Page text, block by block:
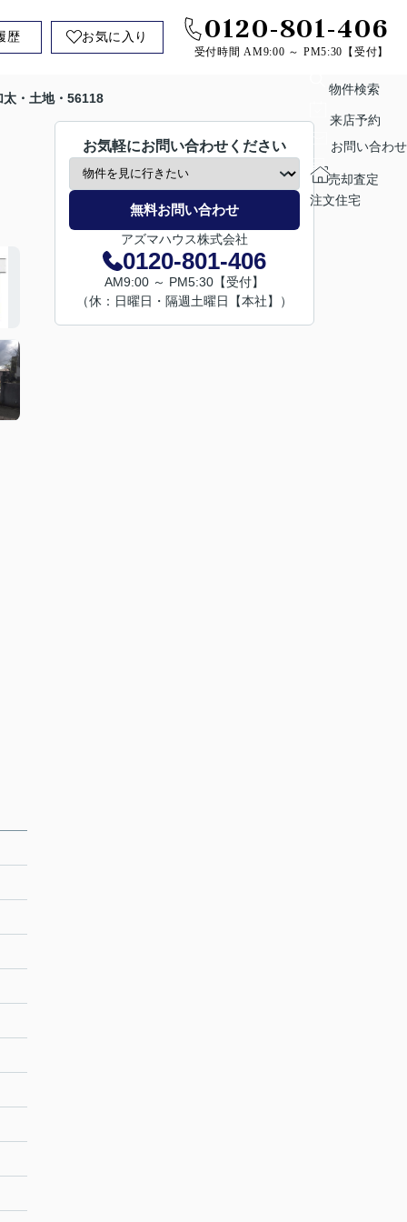
歴 お気に入り 0120-801-406
受付時間 AM9:00 ～ PM5:30【受付】
太・土地・56118
お気軽にお問い合わせください
無料お問い合わせ
アズマハウス株式会社
0120-801-406
AM9:00 ～ PM5:30【受付】
（休：日曜日・隔週土曜日【本社】）
物件検索
来店予約
お問い合わせ
売却査定
注文住宅